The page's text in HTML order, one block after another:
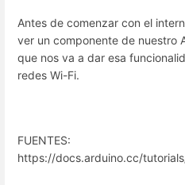
Antes de comenzar con el
ver un componente de nuestro
que nos va a dar esa
redes Wi-Fi.
FUENTES:
https://docs.arduino.cc/